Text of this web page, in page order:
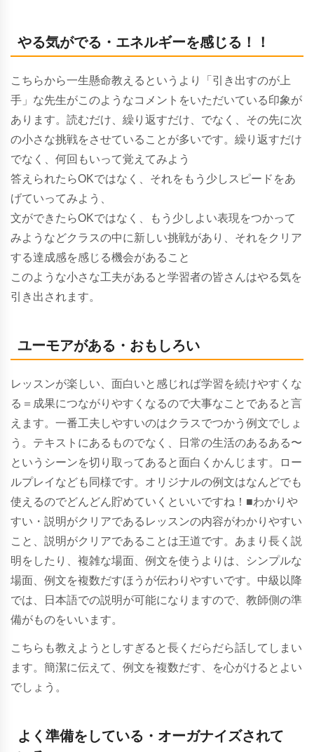
やる気がでる・エネルギーを感じる！！
こちらから一生懸命教えるというより「引き出すのが上
手」な先生がこのようなコメントをいただいている印象が
あります。読むだけ、繰り返すだけ、でなく、その先に次
の小さな挑戦をさせていることが多いです。繰り返すだけ
でなく、何回もいって覚えてみよう
答えられたらOKではなく、それをもう少しスピードをあ
げていってみよう、
文ができたらOKではなく、もう少しよい表現をつかって
みようなどクラスの中に新しい挑戦があり、それをクリア
する達成感を感じる機会があること
このような小さな工夫があると学習者の皆さんはやる気を
引き出されます。
ユーモアがある・おもしろい
レッスンが楽しい、面白いと感じれば学習を続けやすくな
る＝成果につながりやすくなるので大事なことであると言
えます。一番工夫しやすいのはクラスでつかう例文でしょ
う。テキストにあるものでなく、日常の生活のあるある〜
というシーンを切り取ってあると面白くかんじます。ロー
ルプレイなども同様です。オリジナルの例文はなんどでも
使えるのでどんどん貯めていくといいですね！■わかりや
すい・説明がクリアであるレッスンの内容がわかりやすい
こと、説明がクリアであることは王道です。あまり長く説
明をしたり、複雑な場面、例文を使うよりは、シンプルな
場面、例文を複数だすほうが伝わりやすいです。中級以降
では、日本語での説明が可能になりますので、教師側の準
備がものをいいます。
こちらも教えようとしすぎると長くだらだら話してしまい
ます。簡潔に伝えて、例文を複数だす、を心がけるとよい
でしょう。
よく準備をしている・オーガナイズされて